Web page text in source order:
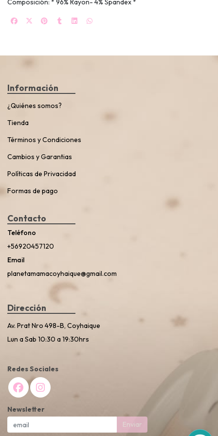
Composición: * 96% Rayon- 4% Spandex *
Información
¿Quiénes somos?
Tienda
Términos y Condiciones
Cambios y Garantias
Políticas de Privacidad
Formas de pago
Contacto
Teléfono
+56920457120
Email
planetamamacoyhaique@gmail.com
Dirección
Av. Prat Nro 498-B, Coyhaique
Lun a Sab 10:30 a 19:30hrs
Redes Sociales
Newsletter
Enviar